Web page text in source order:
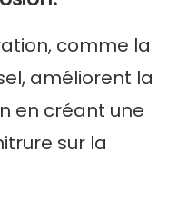
comme la
améliorent la
en créant une
sur la